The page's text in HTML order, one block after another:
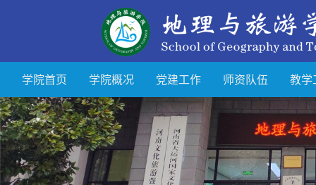
学院首页 学院概况 党建工作 师资队伍 教学